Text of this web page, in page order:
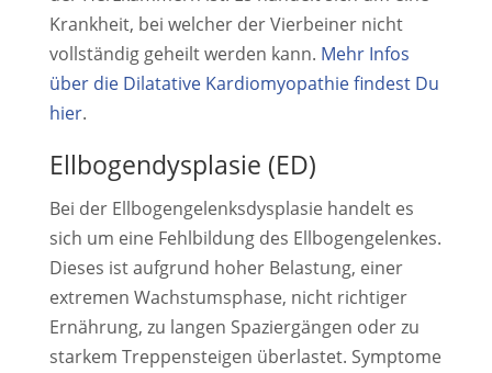
Krankheit, bei welcher der Vierbeiner nicht
vollständig geheilt werden kann. Mehr Infos
über die Dilatative Kardiomyopathie findest Du
hier.
Ellbogendysplasie (ED)
Bei der Ellbogengelenksdysplasie handelt es
sich um eine Fehlbildung des Ellbogengelenkes.
Dieses ist aufgrund hoher Belastung, einer
extremen Wachstumsphase, nicht richtiger
Ernährung, zu langen Spaziergängen oder zu
starkem Treppensteigen überlastet. Symptome